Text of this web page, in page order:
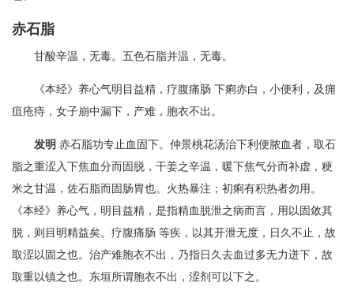
赤石脂
甘酸辛温，无毒。五色石脂并温，无毒。
《本经》养心气明目益精，疗腹痛肠 下痢赤白，小便利，及痈
疽疮痔，女子崩中漏下，产难，胞衣不出。
发明 赤石脂功专止血固下。仲景桃花汤治下利便脓血者，取石
脂之重涩入下焦血分而固脱，干姜之辛温，暖下焦气分而补虚，粳
米之甘温，佐石脂而固肠胃也。火热暴注；初痢有积热者勿用。
《本经》养心气，明目益精，是指精血脱泄之病而言，用以固敛其
脱，则目明精益矣。疗腹痛肠 等疾，以其开泄无度，日久不止，故
取涩以固之也。治产难胞衣不出，乃指日久去血过多无力迸下，故
取重以镇之也。东垣所谓胞衣不出，涩剂可以下之。